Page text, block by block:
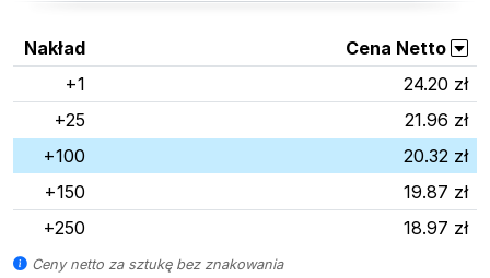
Nakład
Cena Netto
+1
24.20 zł
+25
21.96 zł
+100
20.32 zł
+150
19.87 zł
+250
18.97 zł
Ceny netto za sztukę bez znakowania